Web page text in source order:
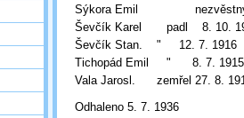
Sýkora Emil
Ševčík Karel padl 8. 10.
Ševčík Stan. " 12. 7. 1916
Tichopád Emil " 8. 7. 1915
Vala Jarosl. zemřel 27. 8.
Odhaleno 5. 7. 1936